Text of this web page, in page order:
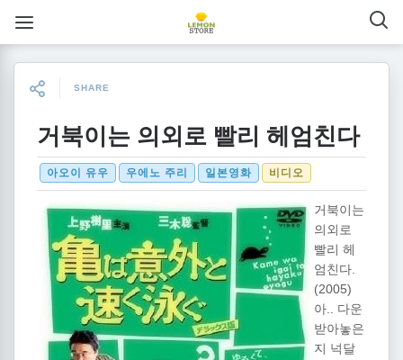
SHARE
거북이는 의외로 빨리 헤엄친다
아오이 유우 우에노 주리 일본영화 비디오
거북이는
의외로
빨리 헤
엄친다.
(2005)
아.. 다운
받아놓은
지 넉달